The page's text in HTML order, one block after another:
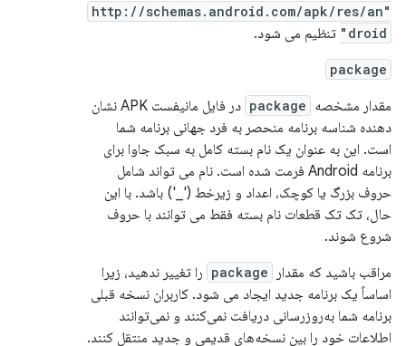
"http://schemas.android.com/apk/res/an
droid"
تنظیم می شود.
package
مقدار مشخصه package
در فایل مانیفست APK نشان
دهنده شناسه برنامه منحصر به فرد جهانی برنامه شما
است. این به عنوان یک نام بسته کامل به سبک جاوا برای
برنامه Android فرمت شده است. نام می تواند شامل
حروف بزرگ یا کوچک، اعداد و زیرخط ('_') باشد. با این
حال، تک تک قطعات نام بسته فقط می توانند با حروف
شروع شوند.
مراقب باشید که مقدار
package را تغییر ندهید، زیرا
اساساً یک برنامه جدید ایجاد می شود. کاربران نسخه قبلی
برنامه شما به‌روزرسانی دریافت نمی‌کنند و نمی‌توانند
اطلاعات خود را بین نسخه‌های قدیمی و جدید منتقل کنند.